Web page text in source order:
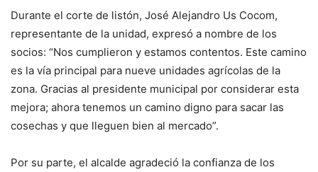
Durante el corte de listón, José Alejandro Us Cocom,
representante de la unidad, expresó a nombre de los
socios: “Nos cumplieron y estamos contentos. Este camino
es la vía principal para nueve unidades agrícolas de la
zona. Gracias al presidente municipal por considerar esta
mejora; ahora tenemos un camino digno para sacar las
cosechas y que lleguen bien al mercado”.
Por su parte, el alcalde agradeció la confianza de los